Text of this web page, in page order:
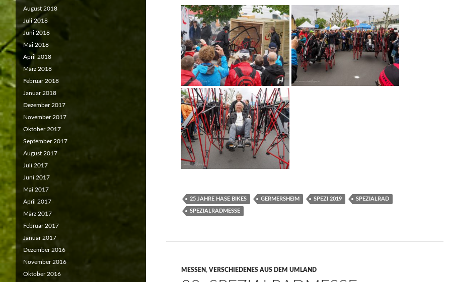
25 JAHRE HASE BIKES GERMERSHEIM SPEZI 2019 SPEZIALRAD
SPEZIALRADMESSE
MESSEN, VERSCHIEDENES AUS DEM UMLAND
August 2018
Juli 2018
Juni 2018
Mai 2018
April 2018
März 2018
Februar 2018
Januar 2018
Dezember 2017
November 2017
Oktober 2017
September 2017
August 2017
Juli 2017
Juni 2017
Mai 2017
April 2017
März 2017
Februar 2017
Januar 2017
Dezember 2016
November 2016
Oktober 2016